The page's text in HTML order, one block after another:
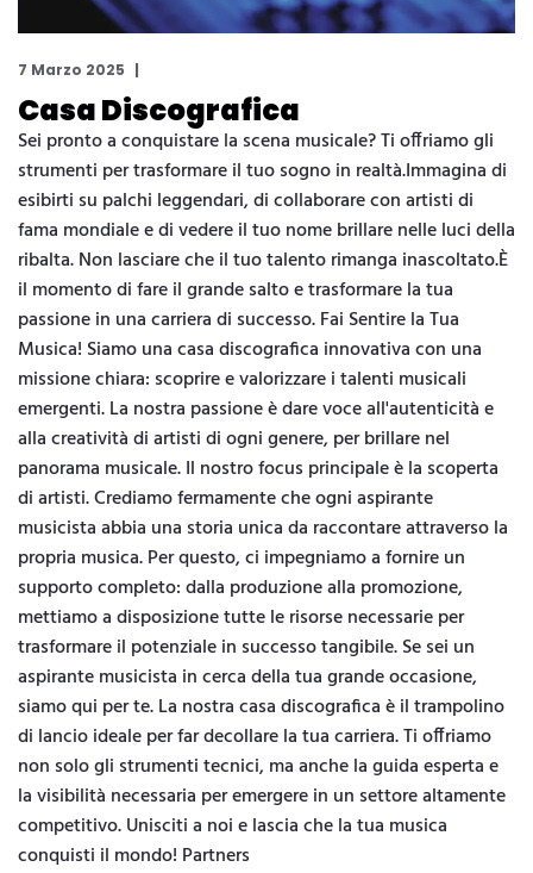
7 Marzo 2025
Casa Discografica
Sei pronto a conquistare la scena musicale? Ti offriamo gli
strumenti per trasformare il tuo sogno in realtà.Immagina di
esibirti su palchi leggendari, di collaborare con artisti di
fama mondiale e di vedere il tuo nome brillare nelle luci della
ribalta. Non lasciare che il tuo talento rimanga inascoltato.È
il momento di fare il grande salto e trasformare la tua
passione in una carriera di successo. Fai Sentire la Tua
Musica! Siamo una casa discografica innovativa con una
missione chiara: scoprire e valorizzare i talenti musicali
emergenti. La nostra passione è dare voce all'autenticità e
alla creatività di artisti di ogni genere, per brillare nel
panorama musicale. Il nostro focus principale è la scoperta
di artisti. Crediamo fermamente che ogni aspirante
musicista abbia una storia unica da raccontare attraverso la
propria musica. Per questo, ci impegniamo a fornire un
supporto completo: dalla produzione alla promozione,
mettiamo a disposizione tutte le risorse necessarie per
trasformare il potenziale in successo tangibile. Se sei un
aspirante musicista in cerca della tua grande occasione,
siamo qui per te. La nostra casa discografica è il trampolino
di lancio ideale per far decollare la tua carriera. Ti offriamo
non solo gli strumenti tecnici, ma anche la guida esperta e
la visibilità necessaria per emergere in un settore altamente
competitivo. Unisciti a noi e lascia che la tua musica
conquisti il mondo! Partners